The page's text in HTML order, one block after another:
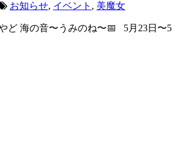
お知らせ, イベント , 美魔女
ど 海の音〜うみのね〜📅 5月23日〜5